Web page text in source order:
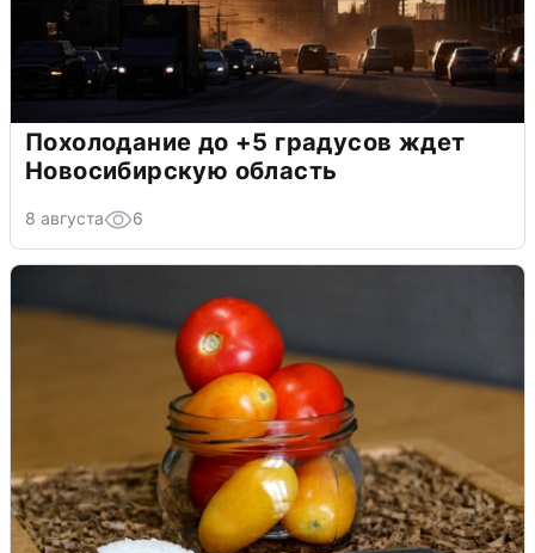
Похолодание до +5 градусов ждет
Новосибирскую область
8 августа 6